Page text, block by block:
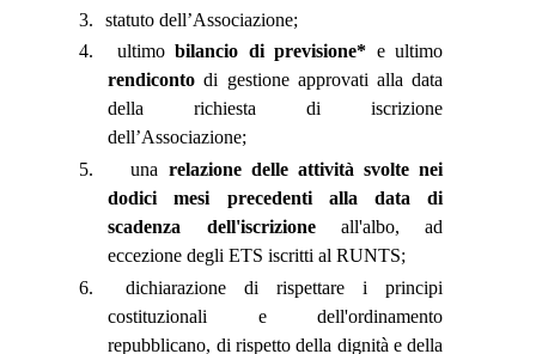
3.
statuto dell’Associazione;
4.
ultimobilancio di previsione* e ultimo
rendiconto di gestione approvati alla data
della richiesta di iscrizione
dell’Associazione;
5.
una relazione delle attività svolte nei
dodici mesi precedenti alla data di
scadenza dell'iscrizioneall'albo, ad
eccezione degli ETS iscritti al RUNTS;
6.
dichiarazione di rispettare i principi
costituzionali e dell'ordinamento
repubblicano, di rispetto della dignità e della